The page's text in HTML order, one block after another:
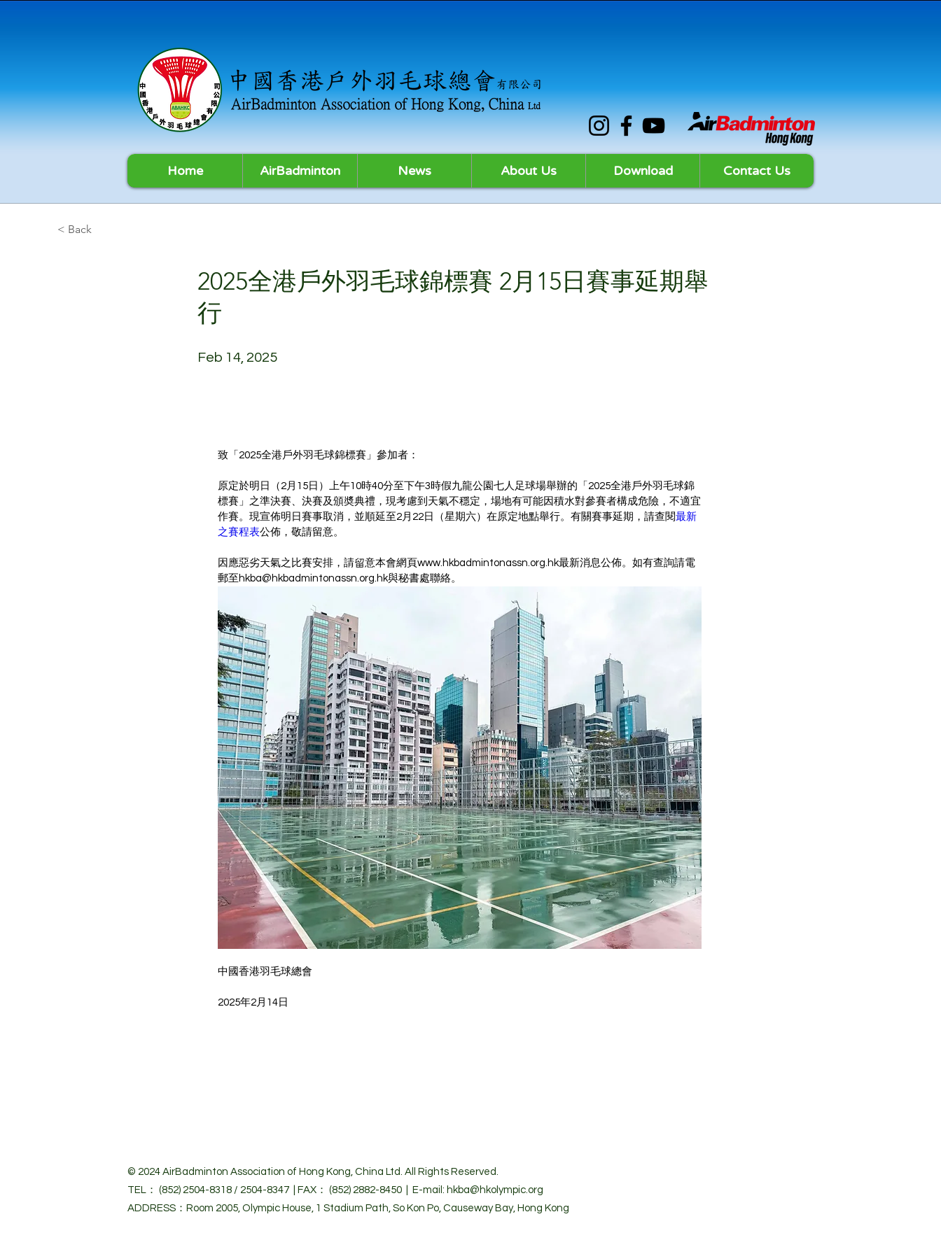
Home AirBadminton News About Us Download Contact Us
< Back
2025全港戶外羽毛球錦標賽 2月15日賽事延期舉
行
Feb 14, 2025
致「2025全港戶外羽毛球錦標賽」參加者：
原定於明日（2月15日）上午10時40分至下午3時假九龍公園七人足球場舉辦的「2025全港戶外羽毛球錦
標賽」之準決賽、決賽及頒奬典禮，現考慮到天氣不穩定，場地有可能因積水對參賽者構成危險，不適宜
作賽。現宣佈明日賽事取消，並順延至2月22日（星期六）在原定地點舉行。有關賽事延期，請查閱最新
之賽程表公佈，敬請留意。
因應惡劣天氣之比賽安排，請留意本會網頁www.hkbadmintonassn.org.hk最新消息公佈。如有查詢請電
郵至hkba@hkbadmintonassn.org.hk與秘書處聯絡。
中國香港羽毛球總會
2025年2月14日
© 2024 AirBadminton Association of Hong Kong, China Ltd. All Rights Reserved.
TEL： (852) 2504-8318 / 2504-8347 | FAX： (852) 2882-8450 | E-mail: hkba@hkolympic.org
ADDRESS：Room 2005, Olympic House, 1 Stadium Path, So Kon Po, Causeway Bay, Hong Kong